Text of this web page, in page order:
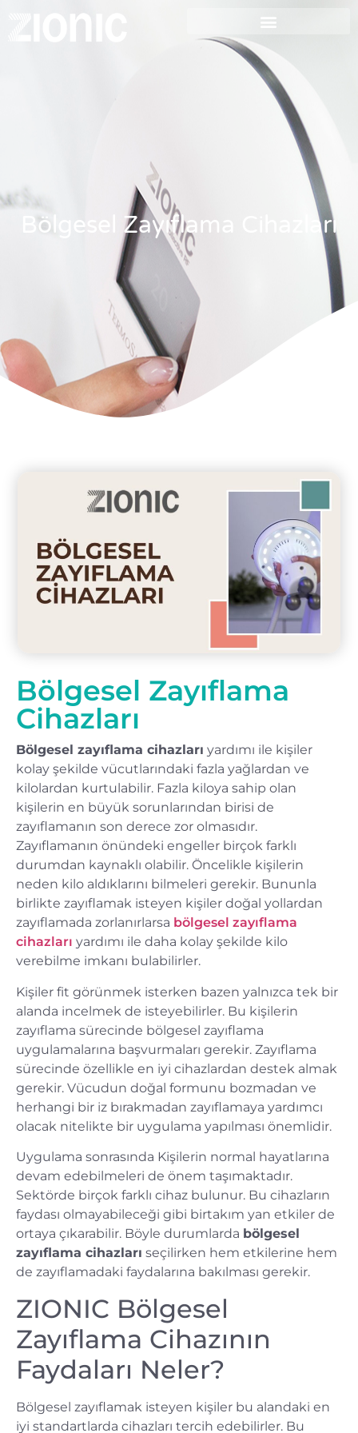
Bölgesel Zayıflama Cihazları
Bölgesel Zayıflama
Cihazları
Bölgesel zayıflama cihazları yardımı ile kişiler
kolay şekilde vücutlarındaki fazla yağlardan ve
kilolardan kurtulabilir. Fazla kiloya sahip olan
kişilerin en büyük sorunlarından birisi de
zayıflamanın son derece zor olmasıdır.
Zayıflamanın önündeki engeller birçok farklı
durumdan kaynaklı olabilir. Öncelikle kişilerin
neden kilo aldıklarını bilmeleri gerekir. Bununla
birlikte zayıflamak isteyen kişiler doğal yollardan
zayıflamada zorlanırlarsa bölgesel zayıflama
cihazları yardımı ile daha kolay şekilde kilo
verebilme imkanı bulabilirler.
Kişiler fit görünmek isterken bazen yalnızca tek bir
alanda incelmek de isteyebilirler. Bu kişilerin
zayıflama sürecinde bölgesel zayıflama
uygulamalarına başvurmaları gerekir. Zayıflama
sürecinde özellikle en iyi cihazlardan destek almak
gerekir. Vücudun doğal formunu bozmadan ve
herhangi bir iz bırakmadan zayıflamaya yardımcı
olacak nitelikte bir uygulama yapılması önemlidir.
Uygulama sonrasında Kişilerin normal hayatlarına
devam edebilmeleri de önem taşımaktadır.
Sektörde birçok farklı cihaz bulunur. Bu cihazların
faydası olmayabileceği gibi birtakım yan etkiler de
ortaya çıkarabilir. Böyle durumlarda bölgesel
zayıflama cihazları seçilirken hem etkilerine hem
de zayıflamadaki faydalarına bakılması gerekir.
ZIONIC Bölgesel
Zayıflama Cihazının
Faydaları Neler?
Bölgesel zayıflamak isteyen kişiler bu alandaki en
iyi standartlarda cihazları tercih edebilirler. Bu